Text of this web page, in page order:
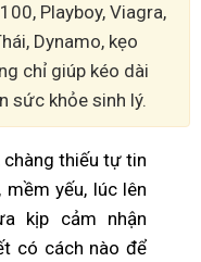
Playboy, Viagra,
Dynamo, kẹo
chỉ giúp kéo dài
sức khỏe sinh lý.
chàng thiếu tự tin
mềm yếu, lúc lên
kịp cảm nhận
có cách nào để